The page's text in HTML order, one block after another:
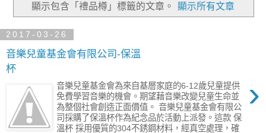
顯示包含「禮品樽」 標籤的文章。 顯示所有文章
2017-03-26
音樂兒童基金會有限公司-保溫
杯
›
音樂兒童基金會為來自基層家庭的6-12歲兒童提供
免費學習音樂的機會。期望藉音樂改變兒童生命並
為整個社會創造正面價值。 音樂兒童基金會有限公
司採購了保溫杯作為紀念品於活動上派發。這款 保
溫杯 採用優質的304不銹鋼材料，經真空處理，確